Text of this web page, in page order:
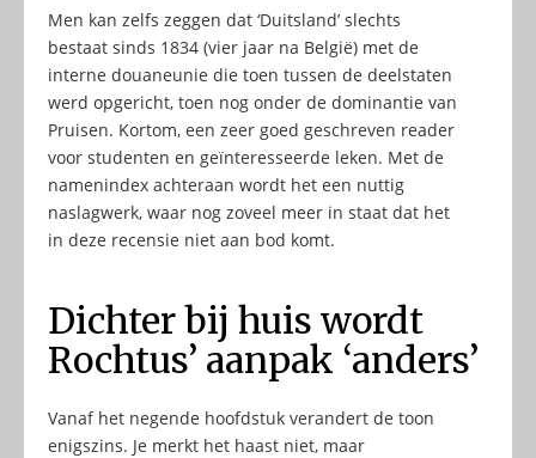
Men kan zelfs zeggen dat ‘Duitsland’ slechts
bestaat sinds 1834 (vier jaar na België) met de
interne douaneunie die toen tussen de deelstaten
werd opgericht, toen nog onder de dominantie van
Pruisen. Kortom, een zeer goed geschreven reader
voor studenten en geïnteresseerde leken. Met de
namenindex achteraan wordt het een nuttig
naslagwerk, waar nog zoveel meer in staat dat het
in deze recensie niet aan bod komt.
Dichter bij huis wordt
Rochtus’ aanpak ‘anders’
Vanaf het negende hoofdstuk verandert de toon
enigszins. Je merkt het haast niet, maar